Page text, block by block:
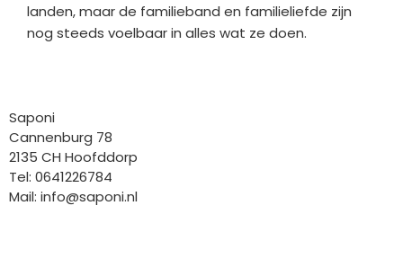
landen, maar de familieband en familieliefde zijn
nog steeds voelbaar in alles wat ze doen.
Saponi
Cannenburg 78
2135 CH Hoofddorp
Tel: 0641226784
Mail: info@saponi.nl